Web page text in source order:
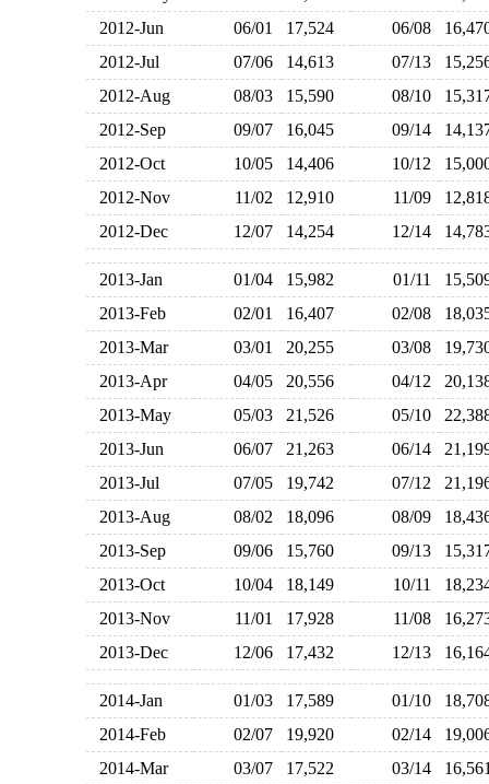
2012-Jun
06/01 17,524 06/08
2012-Jul
07/06 14,613 07/13
2012-Aug
08/03 15,590 08/10
2012-Sep
09/07 16,045 09/14
2012-Oct
10/05 14,406 10/12
2012-Nov
11/02 12,910 11/09
2012-Dec
12/07 14,254 12/14
2013-Jan 01/04 15,982 01/11
2013-Feb
02/01 16,407 02/08
2013-Mar
03/01 20,255 03/08
2013-Apr
04/05 20,556 04/12
2013-May
05/03 21,526 05/10
2013-Jun
06/07 21,263 06/14
2013-Jul
07/05 19,742 07/12
2013-Aug
08/02 18,096 08/09
2013-Sep
09/06 15,760 09/13
2013-Oct
10/04 18,149 10/11
2013-Nov
11/01 17,928 11/08
2013-Dec
12/06 17,432 12/13
2014-Jan 01/03 17,589 01/10
2014-Feb
02/07 19,920 02/14
2014-Mar
03/07 17,522 03/14